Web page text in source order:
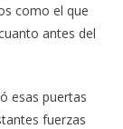
como el que
antes del
esas puertas
fuerzas